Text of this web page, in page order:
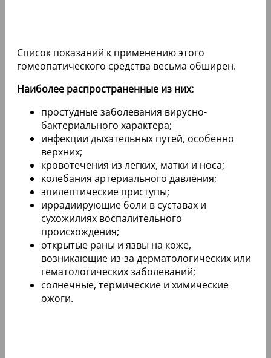
Список показаний к применению этого
гомеопатического средства весьма обширен.
Наиболее распространенные из них:
простудные заболевания вирусно-
бактериального характера;
инфекции дыхательных путей, особенно
верхних;
кровотечения из легких, матки и носа;
колебания артериального давления;
эпилептические приступы;
иррадиирующие боли в суставах и
сухожилиях воспалительного
происхождения;
открытые раны и язвы на коже,
возникающие из-за дерматологических или
гематологических заболеваний;
солнечные, термические и химические
ожоги.